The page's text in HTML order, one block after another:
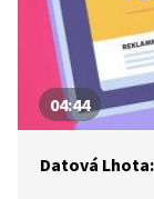
04:44
Datová